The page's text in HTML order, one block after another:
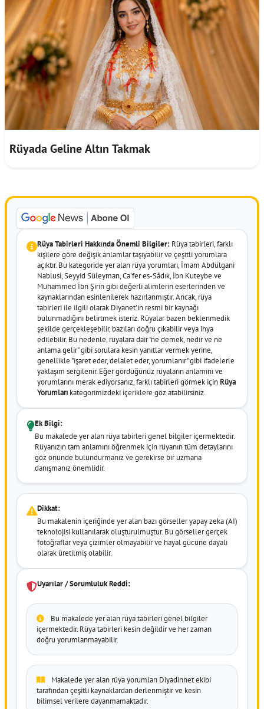
Rüyada Geline Altın Takmak
Rüya Tabirleri Hakkında Önemli Bilgiler: Rüya tabirleri, farklı
kişilere göre değişik anlamlar taşıyabilir ve çeşitli yorumlara
açıktır. Bu kategoride yer alan rüya yorumları, İmam Abdülgani
Nablusi, Seyyid Süleyman, Ca'fer es-Sâdık, İbn Kuteybe ve
Muhammed İbn Şirin gibi değerli alimlerin eserlerinden ve
kaynaklarından esinlenilerek hazırlanmıştır. Ancak, rüya
tabirleri ile ilgili olarak Diyanet'in resmi bir kaynağı
bulunmadığını belirtmek isteriz. Rüyalar bazen beklenmedik
şekilde gerçekleşebilir, bazıları doğru çıkabilir veya ihya
edilebilir. Bu nedenle, rüyalara dair "ne demek, nedir ve ne
anlama gelir" gibi sorulara kesin yanıtlar vermek yerine,
genellikle "işaret eder, delalet eder, yorumlanır" gibi ifadelerle
yaklaşım sergilenir. Eğer gördüğünüz rüyaların anlamını ve
yorumlarını merak ediyorsanız, farklı tabirleri görmek için Rüya
Yorumları kategorimizdeki içeriklere göz atabilirsiniz.
Ek Bilgi:
Bu makalede yer alan rüya tabirleri genel bilgiler içermektedir.
Rüyanızın tam anlamını öğrenmek için rüyanın tüm detaylarını
göz önünde bulundurmanız ve gerekirse bir uzmana
danışmanız önemlidir.
Dikkat:
Bu makalenin içeriğinde yer alan bazı görseller yapay zeka (AI)
teknolojisi kullanılarak oluşturulmuştur. Bu görseller gerçek
fotoğraflar veya çizimler olmayabilir ve hayal gücüne dayalı
olarak üretilmiş olabilir.
Uyarılar / Sorumluluk Reddi:
Bu makalede yer alan rüya tabirleri genel bilgiler
içermektedir. Rüya tabirleri kesin değildir ve her zaman
doğru yorumlanmayabilir.
Makalede yer alan rüya yorumları Diyadinnet ekibi
tarafından çeşitli kaynaklardan derlenmiştir ve kesin
bilimsel verilere dayanmamaktadır.